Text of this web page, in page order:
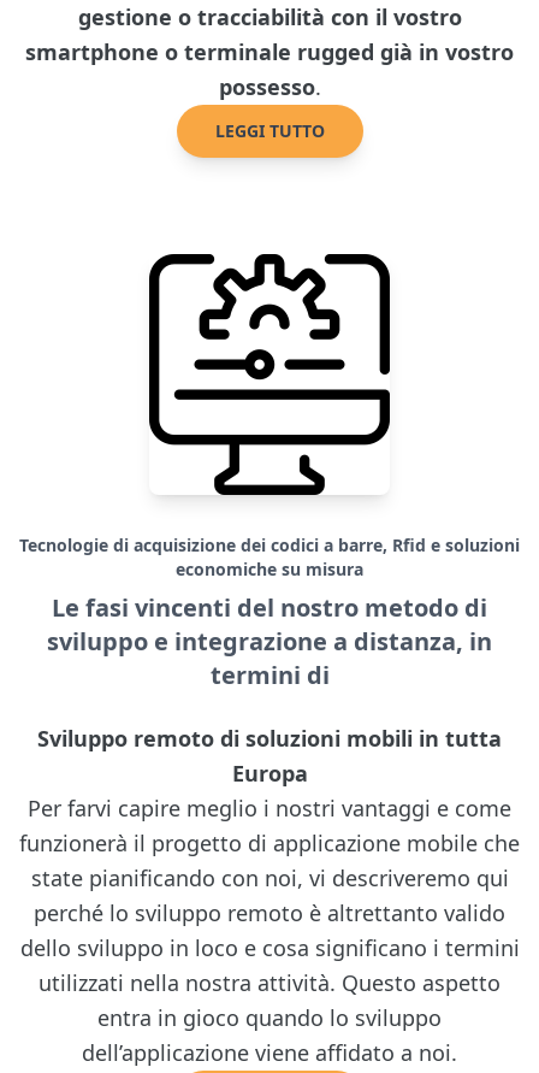
gestione o tracciabilità con il vostro
smartphone o terminale rugged già in vostro
possesso.
LEGGI TUTTO
Tecnologie di acquisizione dei codici a barre, Rfid e soluzioni
economiche su misura
Le fasi vincenti del nostro metodo di
sviluppo e integrazione a distanza, in
termini di
Sviluppo remoto di soluzioni mobili in tutta
Europa
Per farvi capire meglio i nostri vantaggi e come
funzionerà il progetto di applicazione mobile che
state pianificando con noi, vi descriveremo qui
perché lo sviluppo remoto è altrettanto valido
dello sviluppo in loco e cosa significano i termini
utilizzati nella nostra attività. Questo aspetto
entra in gioco quando lo sviluppo
dell’applicazione viene affidato a noi.